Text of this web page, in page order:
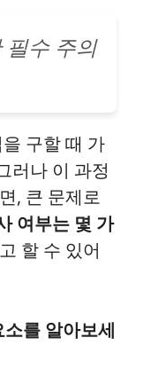
필수 주의
구할 때 가
러나 이 과정
, 큰 문제로
여부는 몇 가
고 할 수 있어
를 알아보세